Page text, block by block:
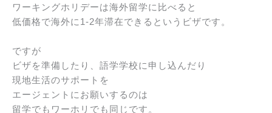
ワーキングホリデーは海外留学に比べると
低価格で海外に1-2年滞在できるというビザです。
ですが
ビザを準備したり、語学学校に申し込んだり
現地生活のサポートを
エージェントにお願いするのは
留学でもワーホリでも同じです。